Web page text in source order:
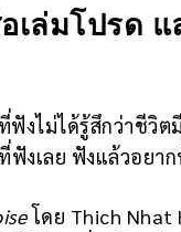
เล่มโปรด
ไม่ได้รู้สึกว่าชีวิต
งเลย ฟังแล้วอยา
โดย Thich Nhat